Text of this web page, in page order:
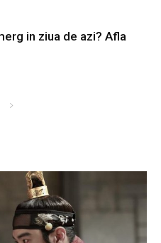
in ziua de azi? Afla